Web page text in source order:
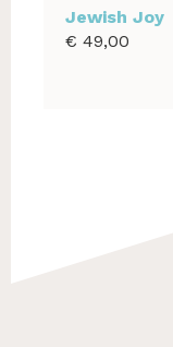
Jewish Joy
€ 49,00